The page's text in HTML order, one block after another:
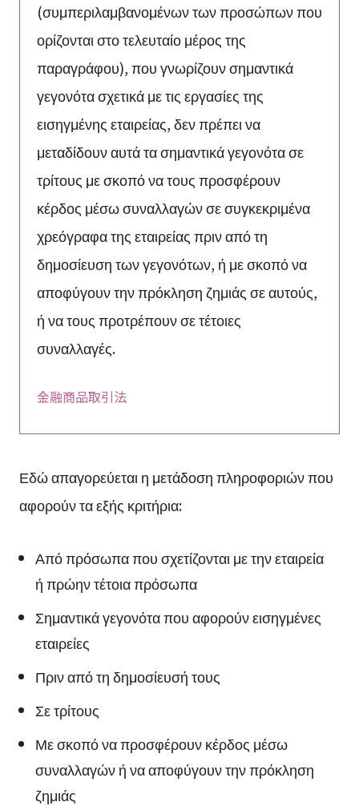
(συμπεριλαμβανομένων των προσώπων που
ορίζονται στο τελευταίο μέρος της
παραγράφου), που γνωρίζουν σημαντικά
γεγονότα σχετικά με τις εργασίες της
εισηγμένης εταιρείας, δεν πρέπει να
μεταδίδουν αυτά τα σημαντικά γεγονότα σε
τρίτους με σκοπό να τους προσφέρουν
κέρδος μέσω συναλλαγών σε συγκεκριμένα
χρεόγραφα της εταιρείας πριν από τη
δημοσίευση των γεγονότων, ή με σκοπό να
αποφύγουν την πρόκληση ζημιάς σε αυτούς,
ή να τους προτρέπουν σε τέτοιες
συναλλαγές.
金融商品取引法
Εδώ απαγορεύεται η μετάδοση πληροφοριών που
αφορούν τα εξής κριτήρια:
Από πρόσωπα που σχετίζονται με την εταιρεία
ή πρώην τέτοια πρόσωπα
Σημαντικά γεγονότα που αφορούν εισηγμένες
εταιρείες
Πριν από τη δημοσίευσή τους
Σε τρίτους
Με σκοπό να προσφέρουν κέρδος μέσω
συναλλαγών ή να αποφύγουν την πρόκληση
ζημιάς